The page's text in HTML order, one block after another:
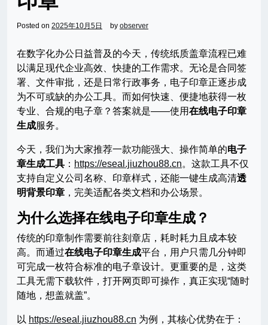
Posted on 2025年10月5日 by observer
在数字化办公日益普及的今天，传统纸质盖章流程已难
以满足现代企业高效、快捷的工作需求。无论是合同签
署、文件审批，还是日常行政事务，电子印章正逐步成
为不可或缺的办公工具。而如何快速、便捷地获得一枚
专业、合规的电子章？答案就是——使用在线电子印章
生成服务。
今天，我们为大家推荐一款功能强大、操作简单的电子
章生成工具 ： https://eseal.jiuzhou88.cn。这款工具不仅
支持自定义公司名称、印章样式，还能一键生成高清透
明背景印章 ，完美适配各类文档和办公场景。
为什么选择在线电子印章生成？
传统的印章制作需要前往刻章店，耗时耗力且成本较
高。而通过在线电子印章生成平台，用户只需几分钟即
可完成一枚符合标准的电子章设计。更重要的是，这类
工具无需下载软件，打开网页即可操作，真正实现“随时
随地，想盖就盖”。
以 https://eseal.jiuzhou88.cn 为例，其核心优势在于：